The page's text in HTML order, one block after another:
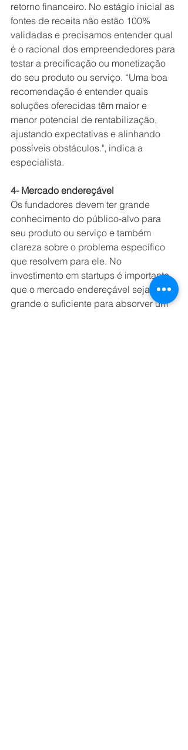
retorno financeiro. No estágio inicial as
fontes de receita não estão 100%
validadas e precisamos entender qual
é o racional dos empreendedores para
testar a precificação ou monetização
do seu produto ou serviço. “Uma boa
recomendação é entender quais
soluções oferecidas têm maior e
menor potencial de rentabilização,
ajustando expectativas e alinhando
possíveis obstáculos.", indica a
especialista.
4- Mercado endereçável
Os fundadores devem ter grande
conhecimento do público-alvo para
seu produto ou serviço e também
clareza sobre o problema específico
que resolvem para ele. No
investimento em startups é importante
que o mercado endereçável seja
grande o suficiente para absorver um